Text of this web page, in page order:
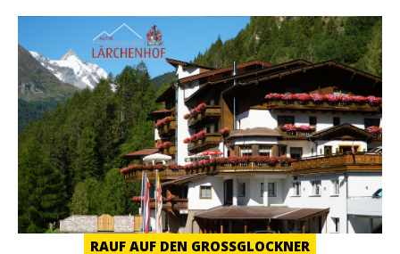
RAUF AUF DEN GROSSGLOCKNER